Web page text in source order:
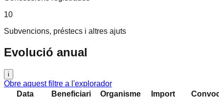
10
Subvencions, préstecs i altres ajuts
Evolució anual
i
Obre aquest filtre a l'explorador
Data
Beneficiari Organisme Import